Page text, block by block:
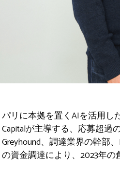
パリに本拠を置くAIを活用し
Capitalが主導する、応募超過
Greyhound、調達業界の幹部
の資金調達により、2023年の